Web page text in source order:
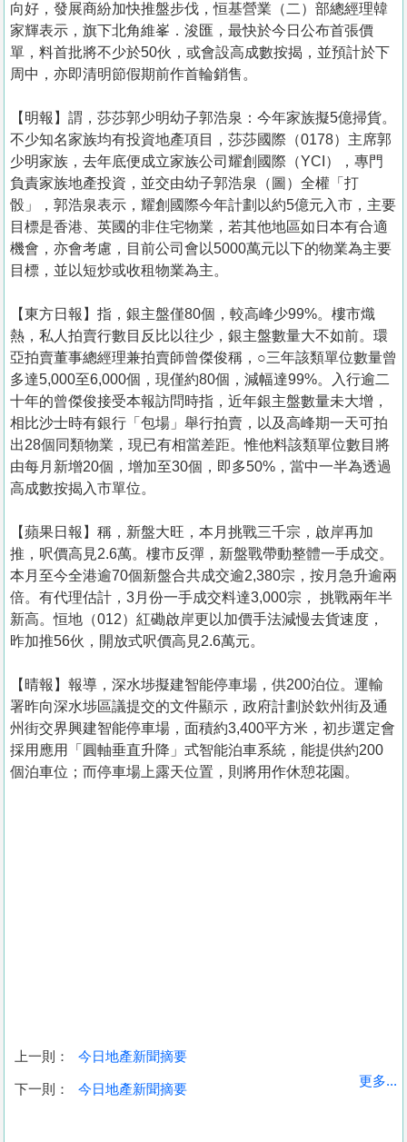
收
向好，發展商紛加快推盤步伐，恒基營業（二）部總經理韓
家輝表示，旗下北角維峯．浚匯，最快於今日公布首張價
單，料首批將不少於50伙，或會設高成數按揭，並預計於下
周中，亦即清明節假期前作首輪銷售。
【明報】謂，莎莎郭少明幼子郭浩泉：今年家族擬5億掃貨。
不少知名家族均有投資地產項目，莎莎國際（0178）主席郭
少明家族，去年底便成立家族公司耀創國際（YCI），專門
負責家族地產投資，並交由幼子郭浩泉（圖）全權「打
骰」，郭浩泉表示，耀創國際今年計劃以約5億元入市，主要
目標是香港、英國的非住宅物業，若其他地區如日本有合適
機會，亦會考慮，目前公司會以5000萬元以下的物業為主要
目標，並以短炒或收租物業為主。
【東方日報】指，銀主盤僅80個，較高峰少99%。樓市熾
熱，私人拍賣行數目反比以往少，銀主盤數量大不如前。環
亞拍賣董事總經理兼拍賣師曾傑俊稱，○三年該類單位數量曾
多達5,000至6,000個，現僅約80個，減幅達99%。入行逾二
十年的曾傑俊接受本報訪問時指，近年銀主盤數量未大增，
相比沙士時有銀行「包場」舉行拍賣，以及高峰期一天可拍
出28個同類物業，現已有相當差距。惟他料該類單位數目將
由每月新增20個，增加至30個，即多50%，當中一半為透過
高成數按揭入市單位。
【蘋果日報】稱，新盤大旺，本月挑戰三千宗，啟岸再加
推，呎價高見2.6萬。樓市反彈，新盤戰帶動整體一手成交。
本月至今全港逾70個新盤合共成交逾2,380宗，按月急升逾兩
倍。有代理估計，3月份一手成交料達3,000宗， 挑戰兩年半
新高。恒地（012）紅磡啟岸更以加價手法減慢去貨速度，
昨加推56伙，開放式呎價高見2.6萬元。
【晴報】報導，深水埗擬建智能停車場，供200泊位。運輸
署昨向深水埗區議提交的文件顯示，政府計劃於欽州街及通
州街交界興建智能停車場，面積約3,400平方米，初步選定會
採用應用「圓軸垂直升降」式智能泊車系統，能提供約200
個泊車位；而停車場上露天位置，則將用作休憩花園。
上一則： 今日地產新聞摘要
下一則： 今日地產新聞摘要
更多...